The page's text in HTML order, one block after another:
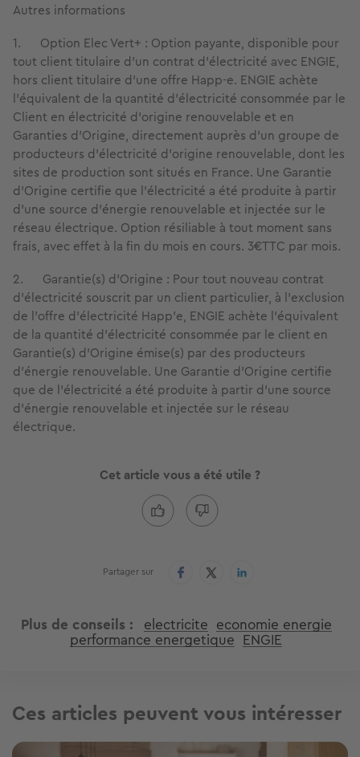
Autres informations
1. Option Elec Vert+ : Option payante, disponible pour
tout client titulaire d’un contrat d'électricité avec ENGIE,
hors client titulaire d’une offre Happ-e. ENGIE achète
l’équivalent de la quantité d’électricité consommée par le
Client en électricité d’origine renouvelable et en
Garanties d’Origine, directement auprès d’un groupe de
producteurs d’électricité d’origine renouvelable, dont les
sites de production sont situés en France. Une Garantie
d’Origine certifie que l’électricité a été produite à partir
d’une source d’énergie renouvelable et injectée sur le
réseau électrique. Option résiliable à tout moment sans
frais, avec effet à la fin du mois en cours. 3€TTC par mois.
2. Garantie(s) d’Origine : Pour tout nouveau contrat
d’électricité souscrit par un client particulier, à l’exclusion
de l’offre d’électricité Happ’e, ENGIE achète l’équivalent
de la quantité d’électricité consommée par le client en
Garantie(s) d’Origine émise(s) par des producteurs
d’énergie renouvelable. Une Garantie d’Origine certifie
que de l’électricité a été produite à partir d’une source
d’énergie renouvelable et injectée sur le réseau
électrique.
Cet article vous a été utile ?
Partager sur
Plus de conseils electricite economie energie
performance energetique ENGIE
Ces articles peuvent vous intéresser
Image